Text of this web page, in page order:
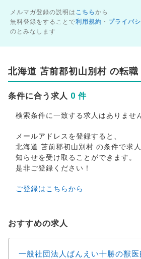
メルマガ登録の説明は こちらから
無料登録をすることで利用規約 ・ プライバ
のとみなします
北海道 苫前郡初山別村 の転職
条件に合う求人 0 件
検索条件に一致する求人はありませ
メールアドレスを登録すると、
北海道 苫前郡初山別村 の条件で求
知らせを受け取ることができます。
是非ご登録ください！
ご登録はこちらから
おすすめの求人
一般社団法人ばんえい十勝の獣医